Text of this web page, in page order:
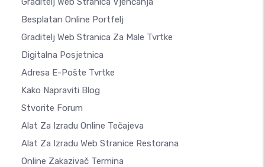
Besplatan Online Portfelj
Graditelj Web Stranica Za Male Tvrtke
Digitalna Posjetnica
Adresa E-Pošte Tvrtke
Kako Napraviti Blog
Stvorite Forum
Alat Za Izradu Online Tečajeva
Alat Za Izradu Web Stranice Restorana
Online Zakazivač Termina